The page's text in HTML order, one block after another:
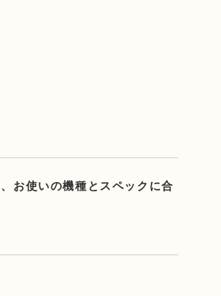
お使いの機種とスペックに合